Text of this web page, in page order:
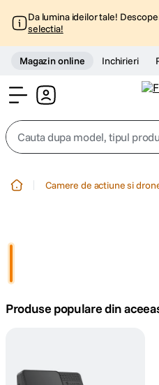
Da lumina ideilor tale!
selectia!
Magazin online Inchirieri
Cauta dupa model, tipul
4. peak design
lavaliera
Camere de actiune si
Produse populare din